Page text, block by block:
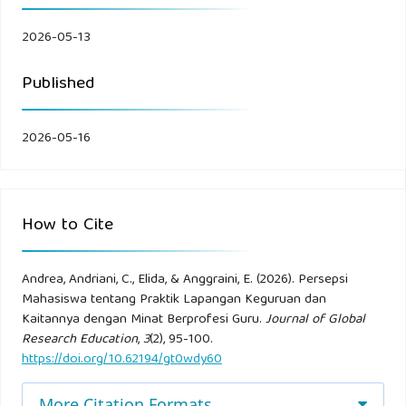
career choice. Journal of Education Research, 45(3), 210–
225.
kesiapan kerja mahasiswa. Jurnal Pendidikan Vokasi, 12(1),
Nuraeni. (2023). Pengaruh minat terhadap hasil belajar
Putri, R., & Rahman, A. (2022). Minat belajar dan motivasi
siswa. Jurnal Pendidikan Modern, 10(1), 33–40.
Rahman, A., & Yusuf, M. (2024). Psikologi pendidikan. Jurnal
Psikologi Pendidikan, 9(1), 12–20.
2026-05-13
Published
2026-05-16
How to Cite
Andrea, Andriani, C., Elida, & Anggraini, E. (2026). Persepsi
Mahasiswa tentang Praktik Lapangan Keguruan dan
Kaitannya dengan Minat Berprofesi Guru.Journal of Global
Research Education,3(2), 95-100.
https://doi.org/10.62194/gt0wdy60